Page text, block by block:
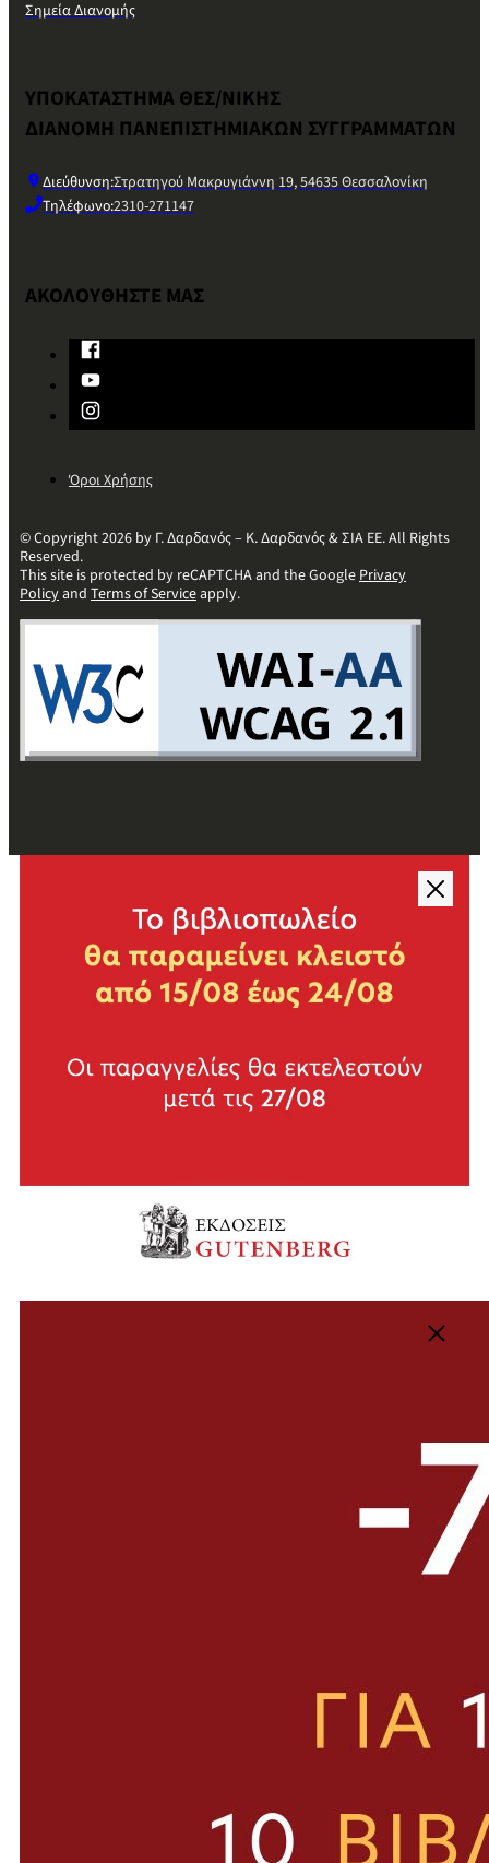
Σημεία Διανομής
ΥΠΟΚΑΤΑΣΤΗΜΑ ΘΕΣ/ΝΙΚΗΣ
ΔΙΑΝΟΜΗ ΠΑΝΕΠΙΣΤΗΜΙΑΚΩΝ ΣΥΓΓΡΑΜΜΑΤΩΝ
Διεύθυνση:Στρατηγού Μακρυγιάννη 19, 54635 Θεσσαλονίκη
Τηλέφωνο:2310-271147
ΑΚΟΛΟΥΘΗΣΤΕ ΜΑΣ
Όροι Χρήσης
© Copyright 2026 by Γ. Δαρδανός – Κ. Δαρδανός & ΣΙΑ ΕΕ. All Rights
Reserved.
This site is protected by reCAPTCHA and the GooglePrivacy
Policyand Terms of Serviceapply.